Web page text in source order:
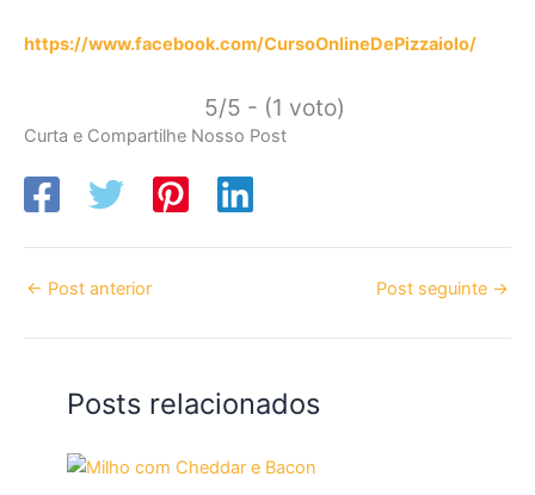
https://www.facebook.com/CursoOnlineDePizzaiolo/
5/5 - (1 voto)
Curta e Compartilhe Nosso Post
← Post anterior Post seguinte →
Posts relacionados